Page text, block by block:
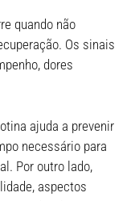
quando não
Os sinais
dores
ajuda a prevenir
necessário para
Por outro lado,
aspectos